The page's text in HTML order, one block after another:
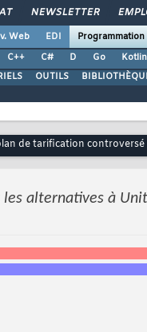
NEWSLETTER
Web EDI Programmation
C++ C# D Go Kotlin
OUTILS
de tarification
les alternatives à